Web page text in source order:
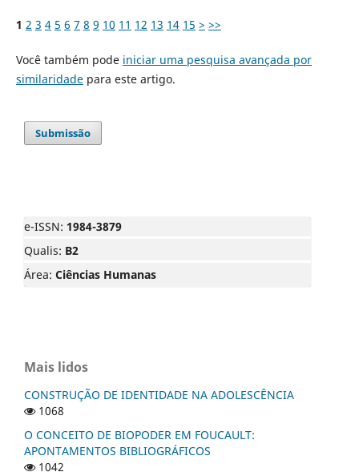
1 2 3 4 5 6 7 8 9 10 11 12 13 14 15 > >>
Você também pode iniciar uma pesquisa avançada por
similaridadepara este artigo.
Submissão
e-ISSN: 1984-3879
Qualis: B2
Área: Ciências Humanas
Mais lidos
CONSTRUÇÃO DE IDENTIDADE NA ADOLESCÊNCIA
1068
O CONCEITO DE BIOPODER EM FOUCAULT:
APONTAMENTOS BIBLIOGRÁFICOS
1042